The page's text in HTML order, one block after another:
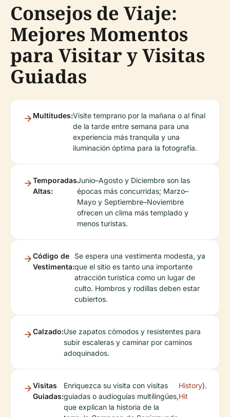
Consejos de Viaje:
Mejores Momentos
para Visitar y Visitas
Guiadas
Multitudes:Visite temprano por la mañana o al final
de la tarde entre semana para una
experiencia más tranquila y una
iluminación óptima para la fotografía.
Temporadas
Altas:
Junio–Agosto y Diciembre son las
épocas más concurridas; Marzo–
Mayo y Septiembre–Noviembre
ofrecen un clima más templado y
menos turistas.
Código de
Vestimenta:
Se espera una vestimenta modesta, ya
que el sitio es tanto una importante
atracción turística como un lugar de
culto. Hombros y rodillas deben estar
cubiertos.
Calzado:Use zapatos cómodos y resistentes para
subir escaleras y caminar por caminos
adoquinados.
Visitas
Guiadas:
Enriquezca su visita con visitas
guiadas o audioguías multilingües,
que explican la historia de la
History
Hit
).